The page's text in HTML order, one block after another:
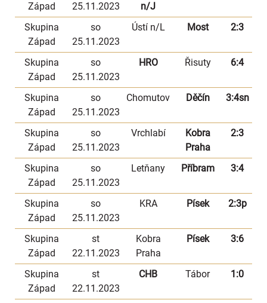
Západ
25.11.2023
n/J
Skupina
Západ
so
25.11.2023
Ústí n/L Most 2:3
Skupina
Západ
so
25.11.2023
HRO Řisuty 6:4
Skupina
Západ
so
25.11.2023
Chomutov Děčín 3:4sn
Skupina
Západ
so
25.11.2023
Vrchlabí
Kobra
Praha
2:3
Skupina
Západ
so
25.11.2023
Letňany Příbram 3:4
Skupina
Západ
so
25.11.2023
KRA Písek 2:3p
Skupina
Západ
st
22.11.2023
Kobra
Praha
Písek 3:6
Skupina
Západ
st
22.11.2023
CHB Tábor 1:0